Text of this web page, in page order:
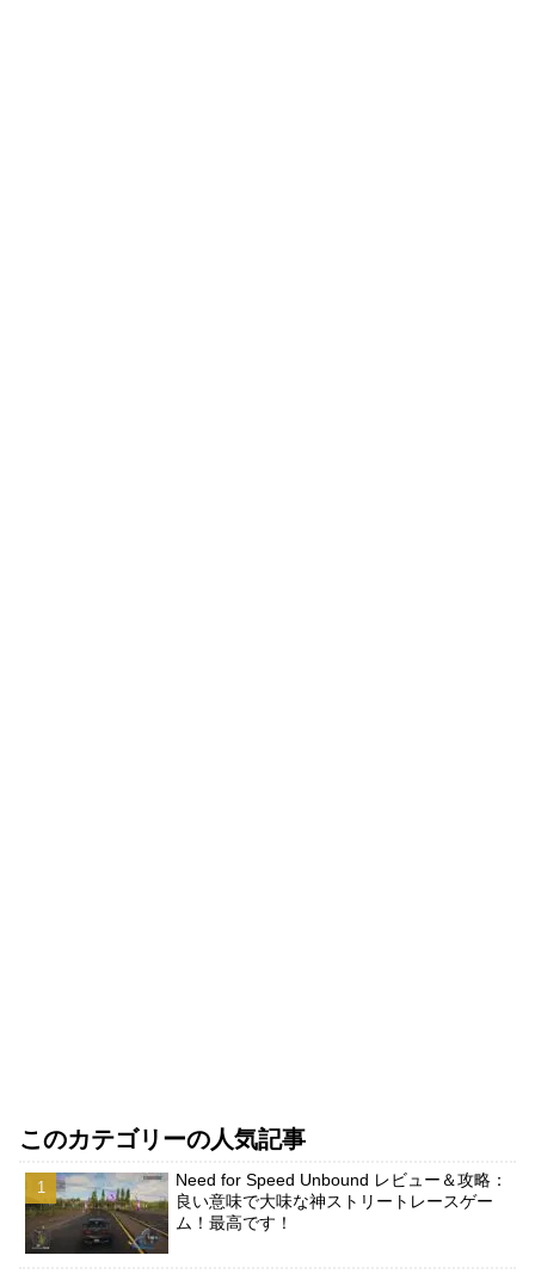
このカテゴリーの人気記事
Need for Speed Unbound レビュー＆攻略：
良い意味で大味な神ストリートレースゲー
ム！最高です！